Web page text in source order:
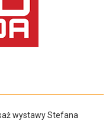
wystawy Stefana